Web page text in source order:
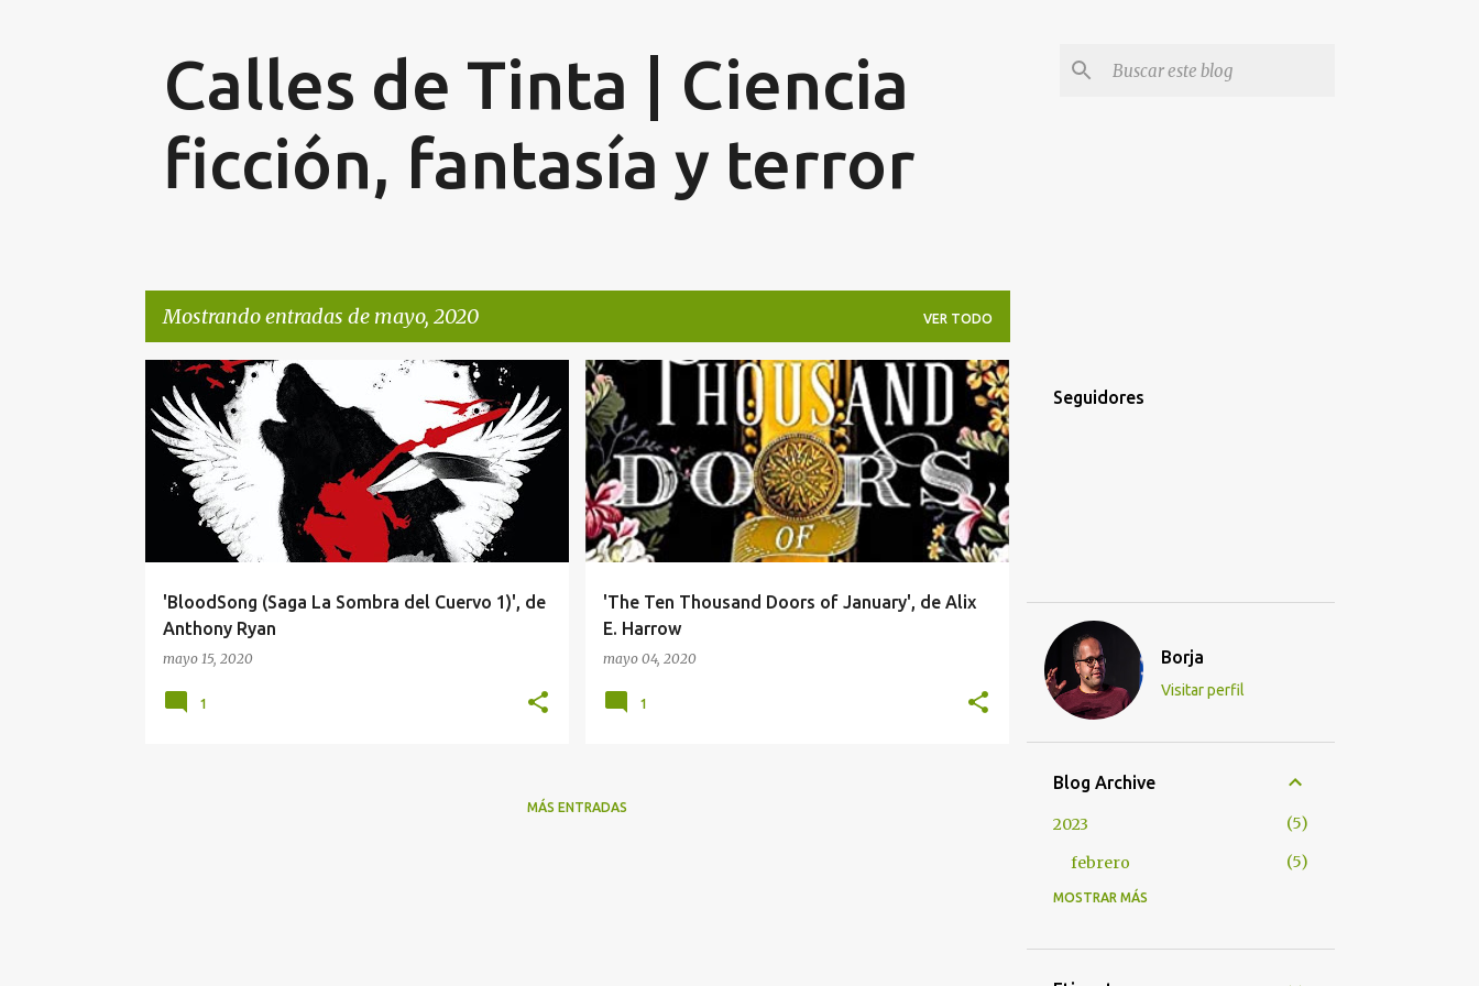
Calles de Tinta | Ciencia
ficción, fantasía y terror
Mostrando entradas de mayo, 2020 VER TODO
n
'BloodSong (Saga La Sombra del Cuervo 1)', de
Anthony Ryan
mayo 15, 2020
FANTASÍA LIBROS
1
'The Ten Thousand Doors of January', de Alix
E. Harrow
mayo 04, 2020
FANTASÍA LIBROS
1
MÁS ENTRADAS
Seguidores
Borja
Visitar perfil
Blog Archive
2023
5
febrero
5
2022
noviembre
MOSTRAR MÁS